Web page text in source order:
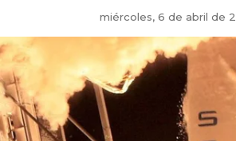
miércoles, 6 de abril de